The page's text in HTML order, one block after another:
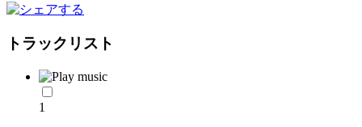
トラックリスト
1